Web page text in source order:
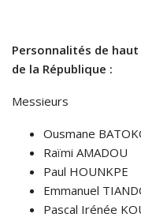
Personnalités de
de la République :
Messieurs
Ousmane
Raïmi AMADOU
Paul HOUNKPE
Emmanuel
Pascal Irénée